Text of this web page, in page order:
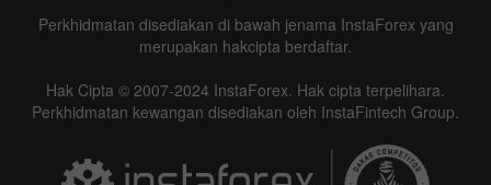
Perkhidmatan disediakan di bawah jenama InstaForex yang
merupakan hakcipta berdaftar.
Hak Cipta © 2007-2024 InstaForex. Hak cipta terpelihara.
Perkhidmatan kewangan disediakan oleh InstaFintech Group.